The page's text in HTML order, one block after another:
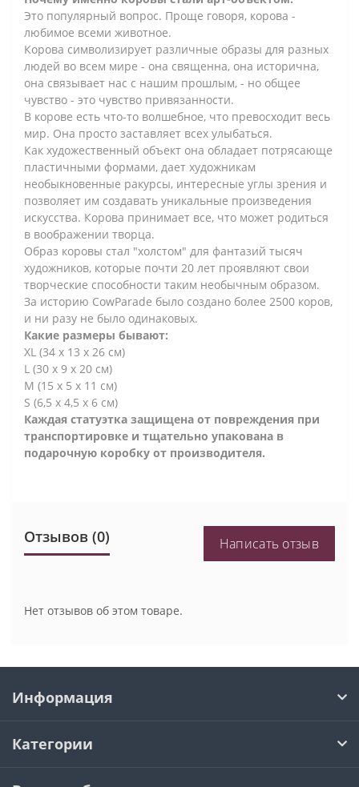
Это популярный вопрос. Проще говоря, корова -
любимое всеми животное.
Корова символизирует различные образы для разных
людей во всем мире - она священна, она исторична,
она связывает нас с нашим прошлым, - но общее
чувство - это чувство привязанности.
В корове есть что-то волшебное, что превосходит весь
мир. Она просто заставляет всех улыбаться.
Как художественный объект она обладает потрясающе
пластичными формами, дает художникам
необыкновенные ракурсы, интересные углы зрения и
позволяет им создавать уникальные произведения
искусства. Корова принимает все, что может родиться
в воображении творца.
Образ коровы стал "холстом" для фантазий тысяч
художников, которые почти 20 лет проявляют свои
творческие способности таким необычным образом.
За историю CowParade было создано более 2500 коров,
и ни разу не было одинаковых.
Какие размеры бывают:
XL (34 х 13 х 26 см)
L (30 х 9 х 20 см)
M (15 x 5 x 11 см)
S (6,5 x 4,5 х 6 см)
Каждая статуэтка защищена от повреждения при
транспортировке и тщательно упакована в
подарочную коробку от производителя.
Отзывов (0) Написать отзыв
Нет отзывов об этом товаре.
Информация
Категории